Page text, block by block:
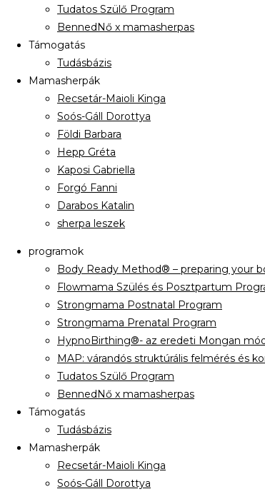
Tudatos Szülő Program
BennedNő x mamasherpas
Támogatás
Tudásbázis
Mamasherpák
Recsetár-Maioli Kinga
Soós-Gáll Dorottya
Földi Barbara
Hepp Gréta
Kaposi Gabriella
Forgó Fanni
Darabos Katalin
sherpa leszek
programok
Body Ready Method® – preparing your
Flowmama Szülés és Posztpartum
Strongmama Postnatal Program
Strongmama Prenatal Program
HypnoBirthing®- az eredeti Mongan
MAP: várandós struktúrális felmérés és
Tudatos Szülő Program
BennedNő x mamasherpas
Támogatás
Tudásbázis
Mamasherpák
Recsetár-Maioli Kinga
Soós-Gáll Dorottya